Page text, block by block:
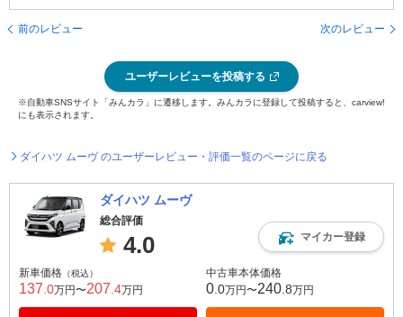
前のレビュー 次のレビュー
ユーザーレビューを投稿する
※自動車SNSサイト「みんカラ」に遷移します。みんカラに登録して投稿すると、carview!
にも表示されます。
ダイハツ ムーヴ のユーザーレビュー・評価一覧のページに戻る
ダイハツ ムーヴ
総合評価
4.0 マイカー登録
新車価格 （税込）
137 .0万円〜207 .4万円
中古車本体価格
0 .0万円〜240 .8万円